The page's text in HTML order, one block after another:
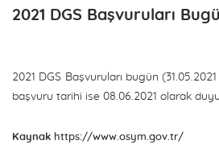
2021 DGS Başvuruları
2021 DGS Başvuruları bugün
başvuru tarihi ise 08.06.2021 olarak
Kaynak https://www.osym.gov.tr/